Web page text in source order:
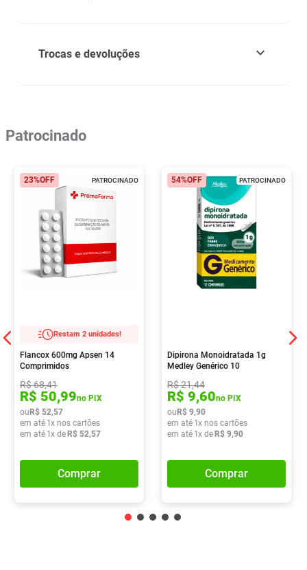
Trocas e devoluções
Patrocinado
PATROCINADO
23%OFF
Restam 2 unidades!
Flancox 600mg Apsen 14
Comprimidos
R$68,41
R$ 50,99no PIX
ou R$ 52,57
em até 1x nos cartões
em até 1x de R$ 52,57
Comprar
PATROCINADO
54%OFF
Dipirona Monoidratada 1g
Medley Genérico 10
R$21,44
R$ 9,60no PIX
ou R$ 9,90
em até 1x nos cartões
em até 1x de R$ 9,90
Comprar